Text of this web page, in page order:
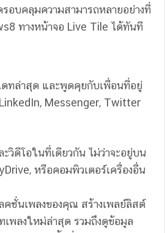
อบคลุมความสามารถหลายอย่างที่
ทางหน้าจอ Live Tile ได้ทันที
ทล่าสุด และพูดคุยกับเพื่อนที่อยู่
Messenger, Twitter
วิดีโอในที่เดียวกัน ไม่ว่าจะอยู่บน
หรือคอมพิวเตอร์เครื่องอื่น
คชั่นเพลงของคุณ สร้างเพลย์ลิสต์
พลงใหม่ล่าสุด รวมถึงดูข้อมูล